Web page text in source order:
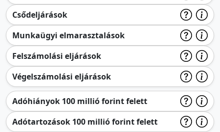
Csődeljárások
Munkaügyi elmarasztalások
Felszámolási eljárások
Végelszámolási eljárások
Adóhiányok 100 millió forint felett
Adótartozások 100 millió forint felett